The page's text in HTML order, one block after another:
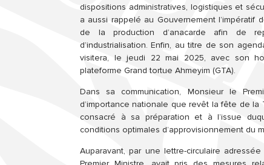
dispositions administratives, logistiques et
a aussi rappelé au Gouvernement
de la production d’anacarde afin de
d’industrialisation. Enfin, au titre de son
visitera, le jeudi 22 mai 2025, avec son
plateforme Grand tortue Ahmeyim (GTA).
Dans sa communication, Monsieur le
d’importance nationale que revêt la fête de la
consacré à sa préparation et à l’issue
conditions optimales d’approvisionnement du
Auparavant, par une lettre-circulaire